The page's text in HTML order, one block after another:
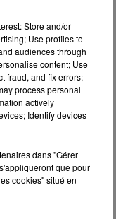
Store and/or
Use profiles to
audiences through
content; Use
fraud, and fix errors;
process personal
actively
Identify devices
dans "Gérer
que pour
cookies" situé en